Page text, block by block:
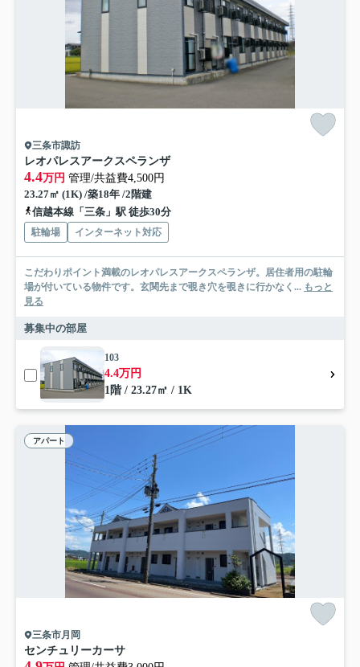
三条市諏訪
レオパレスアークスペランザ
4.4万円 管理/共益費4,500円
23.27㎡ (1K) /築18年 /2階建
信越本線「三条」駅 徒歩30分
駐輪場 インターネット対応
こだわりポイント満載のレオパレスアークスペランザ。居住者用の駐輪
場が付いている物件です。玄関先まで覗き穴を覗きに行かなく... もっと
見る
募集中の部屋
103
4.4万円
1階 / 23.27㎡ / 1K
アパート
三条市月岡
センチュリーカーサ